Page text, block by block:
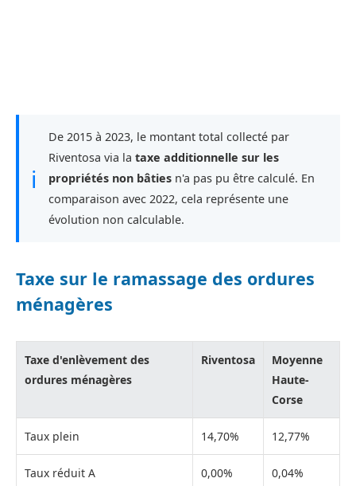
ℹ
De 2015 à 2023, le montant total collecté par
Riventosa via la taxe additionnelle sur les
propriétés non bâties n'a pas pu être calculé. En
comparaison avec 2022, cela représente une
évolution non calculable.
Taxe sur le ramassage des ordures
ménagères
Taxe d'enlèvement des
ordures ménagères
Riventosa
Moyenne
Haute-
Corse
Taux plein 14,70% 12,77%
Taux réduit A 0,00% 0,04%